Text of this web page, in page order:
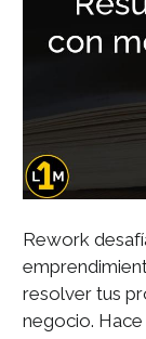
Rework
resolver tus
negocio.